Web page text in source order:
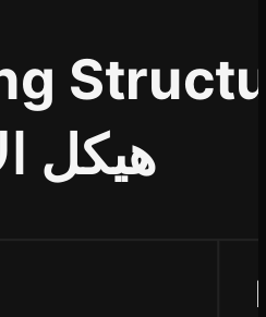
هيكل